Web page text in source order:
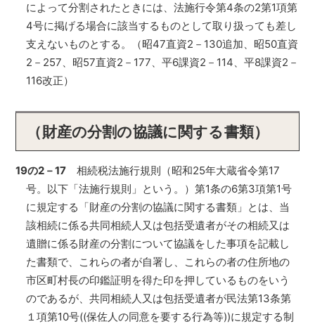
によって分割されたときには、法施行令第4条の2第1項第
4号に掲げる場合に該当するものとして取り扱っても差し
支えないものとする。（昭47直資2－130追加、昭50直資
2－257、昭57直資2－177、平6課資2－114、平8課資2－
116改正）
（財産の分割の協議に関する書類）
19の2－17相続税法施行規則（昭和25年大蔵省令第17
号。以下「法施行規則」という。）第1条の6第3項第1号
に規定する「財産の分割の協議に関する書類」とは、当
該相続に係る共同相続人又は包括受遺者がその相続又は
遺贈に係る財産の分割について協議をした事項を記載し
た書類で、これらの者が自署し、これらの者の住所地の
市区町村長の印鑑証明を得た印を押しているものをいう
のであるが、共同相続人又は包括受遺者が民法第13条第
１項第10号((保佐人の同意を要する行為等))に規定する制